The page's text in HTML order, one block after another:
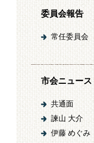
委員会報告
常任委員会
市会ニュース
共通面
諫山 大介
伊藤 めぐみ